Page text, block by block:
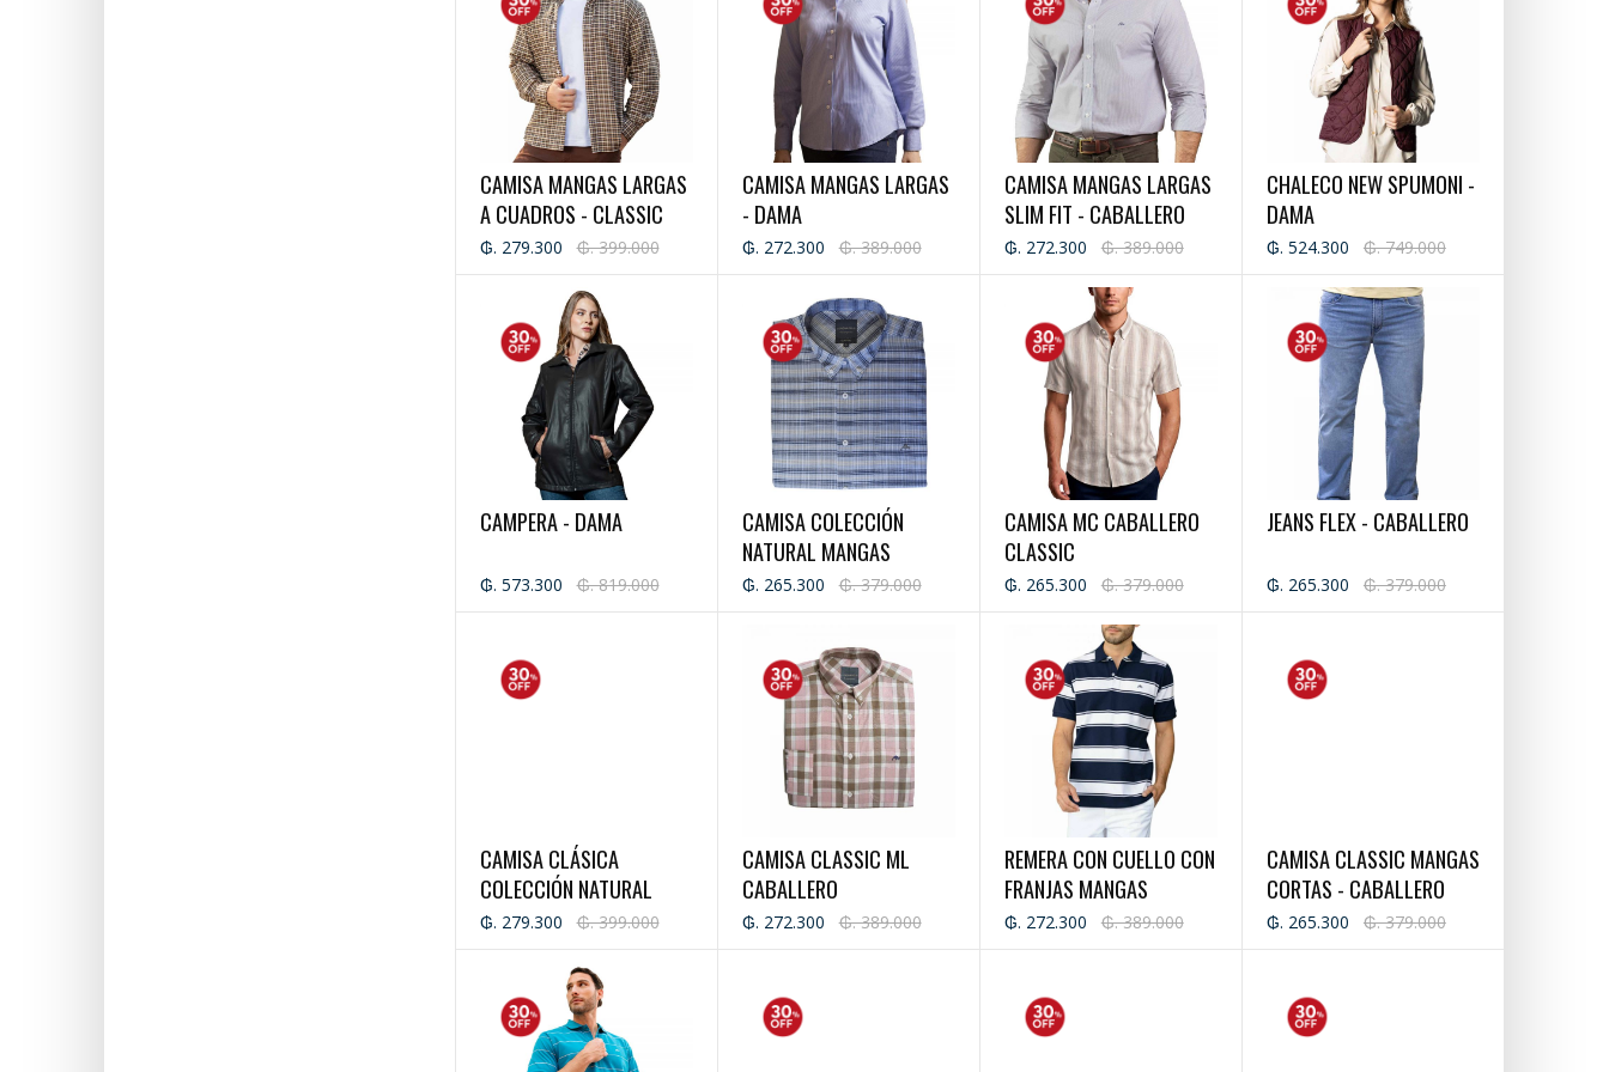
CAMISA MANGAS LARGAS
A CUADROS - CLASSIC
OXFORD - CABALLERO
₲. 279.300 ₲. 399.000
CAMISA MANGAS LARGAS
- DAMA
₲. 272.300 ₲. 389.000
CAMISA MANGAS LARGAS
SLIM FIT - CABALLERO
₲. 272.300 ₲. 389.000
CHALECO NEW SPUMONI -
DAMA
₲. 524.300 ₲. 749.000
CAMPERA - DAMA
₲. 573.300 ₲. 819.000
CAMISA COLECCIÓN
NATURAL MANGAS
CORTAS - CABALLERO
₲. 265.300 ₲. 379.000
CAMISA MC CABALLERO
CLASSIC
₲. 265.300 ₲. 379.000
JEANS FLEX - CABALLERO
₲. 265.300 ₲. 379.000
CAMISA CLÁSICA
COLECCIÓN NATURAL
₲. 279.300 ₲. 399.000
CAMISA CLASSIC ML
CABALLERO
₲. 272.300 ₲. 389.000
REMERA CON CUELLO CON
FRANJAS MANGAS
CORTAS - CABALLERO
₲. 272.300 ₲. 389.000
CAMISA CLASSIC MANGAS
CORTAS - CABALLERO
₲. 265.300 ₲. 379.000